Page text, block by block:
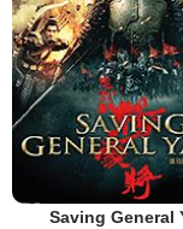
Saving General